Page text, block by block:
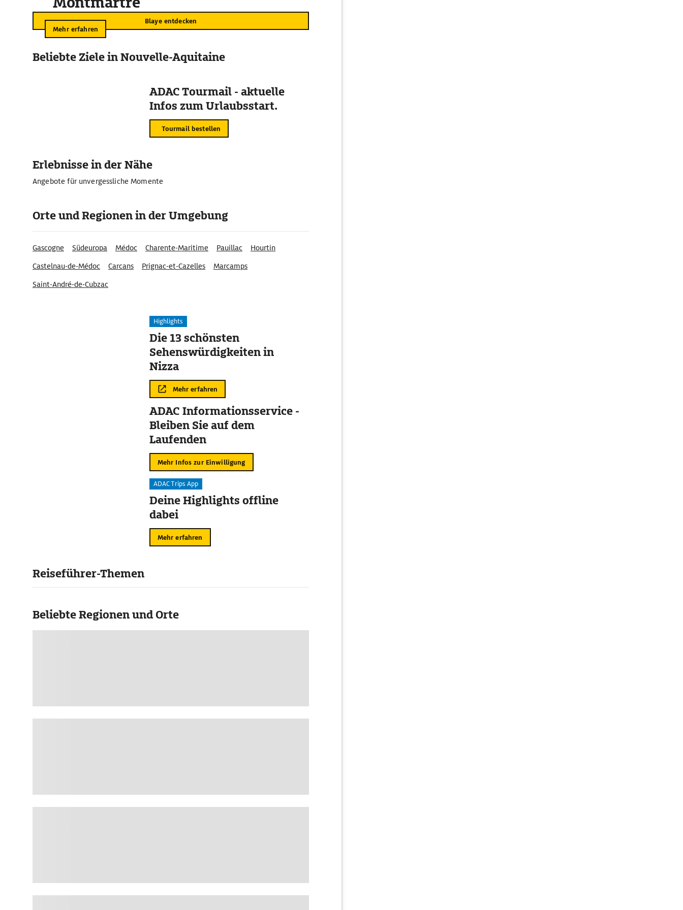
Blaye entdecken
Mehr erfahren
Beliebte Ziele in Nouvelle-Aquitaine
ADAC Tourmail - aktuelle
Infos zum Urlaubsstart.
Tourmail bestellen
Erlebnisse in der Nähe
Angebote für unvergessliche Momente
Orte und Regionen in der Umgebung
Gascogne Südeuropa Médoc Charente-Maritime Pauillac
Hourtin
Castelnau-de-Médoc
Carcans Prignac-et-Cazelles
Marcamps
Saint-André-de-Cubzac
Highlights
Die 13 schönsten
Sehenswürdigkeiten in
Nizza
Mehr erfahren
ADAC Informationsservice -
Bleiben Sie auf dem
Laufenden
Mehr Infos zur Einwilligung
ADAC Trips App
Deine Highlights offline
dabei
Mehr erfahren
Reiseführer-Themen
Beliebte Regionen und Orte